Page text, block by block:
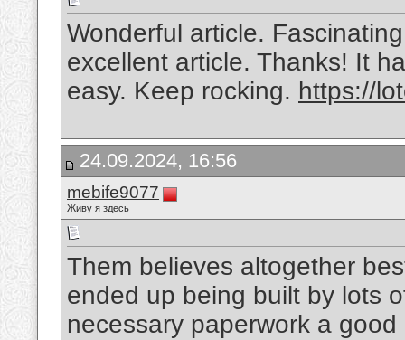
Wonderful article.
excellent article. Thanks! It
easy. Keep rocking. https://
24.09.2024, 16:56
mebife9077
Живу я здесь
Them believes altogether
ended up being built by lots
necessary paperwork a